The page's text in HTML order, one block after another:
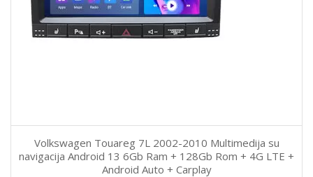
Volkswagen Touareg 7L 2002-2010 Multimedija su
navigacija Android 13 6Gb Ram + 128Gb Rom + 4G LTE +
Android Auto + Carplay